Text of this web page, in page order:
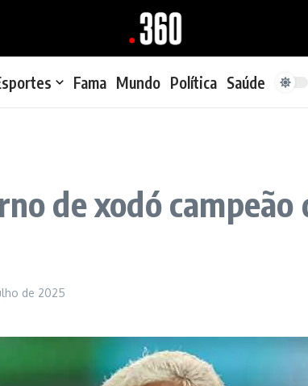
Fama Mundo Política Saúde
de xodó
de 2025